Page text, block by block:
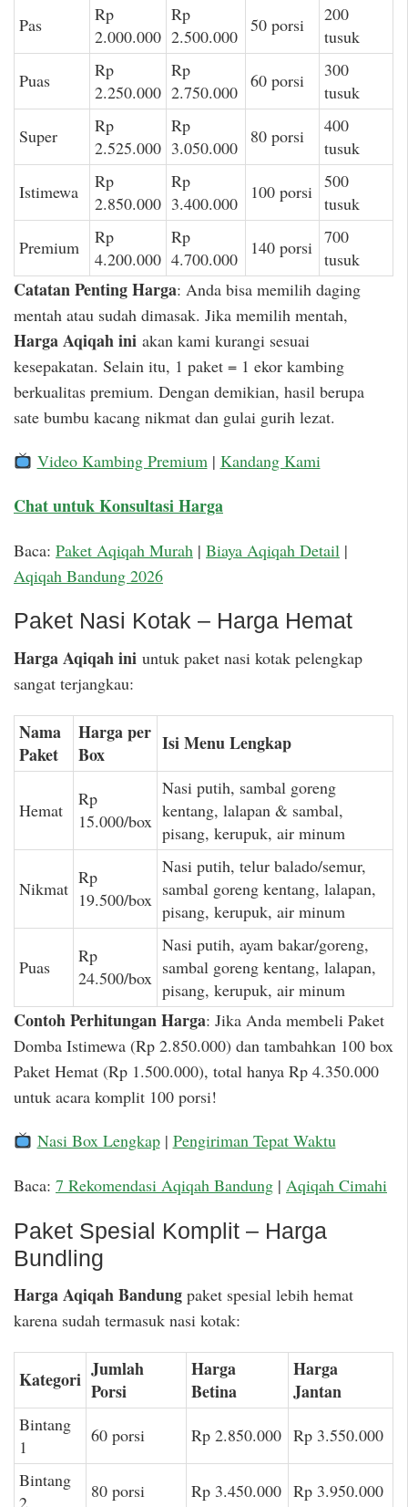
Pas
Rp
2.000.000
Rp
2.500.000
50 porsi
200
tusuk
Puas
Rp
2.250.000
Rp
2.750.000
60 porsi
300
tusuk
Super
Rp
2.525.000
Rp
3.050.000
80 porsi
400
tusuk
Istimewa
Rp
2.850.000
Rp
3.400.000
100 porsi 500
tusuk
Premium
Rp
4.200.000
Rp
4.700.000
140 porsi 700
tusuk
Catatan Penting Harga: Anda bisa memilih daging
mentah atau sudah dimasak. Jika memilih mentah,
Harga Aqiqah ini akan kami kurangi sesuai
kesepakatan. Selain itu, 1 paket = 1 ekor kambing
berkualitas premium. Dengan demikian, hasil berupa
sate bumbu kacang nikmat dan gulai gurih lezat.
Video Kambing Premium| Kandang Kami
Chat untuk Konsultasi Harga
Baca: Paket Aqiqah Murah | Biaya Aqiqah Detail |
Aqiqah Bandung 2026
Paket Nasi Kotak – Harga Hemat
Harga Aqiqah ini untuk paket nasi kotak pelengkap
sangat terjangkau:
Nama
Paket
Harga per
Box
Isi Menu Lengkap
Hemat
Rp
15.000/box
Nasi putih, sambal goreng
kentang, lalapan & sambal,
pisang, kerupuk, air minum
Nikmat
Rp
19.500/box
Nasi putih, telur balado/semur,
sambal goreng kentang, lalapan,
pisang, kerupuk, air minum
Puas
Rp
24.500/box
Nasi putih, ayam bakar/goreng,
sambal goreng kentang, lalapan,
pisang, kerupuk, air minum
Contoh Perhitungan Harga: Jika Anda membeli Paket
Domba Istimewa (Rp 2.850.000) dan tambahkan 100 box
Paket Hemat (Rp 1.500.000), total hanya Rp 4.350.000
untuk acara komplit 100 porsi!
Nasi Box Lengkap| Pengiriman Tepat Waktu
Baca: 7 Rekomendasi Aqiqah Bandung | Aqiqah Cimahi
Paket Spesial Komplit – Harga
Bundling
Harga Aqiqah Bandung paket spesial lebih hemat
karena sudah termasuk nasi kotak:
Kategori Jumlah
Porsi
Harga
Betina
Harga
Jantan
Bintang
1
60 porsi Rp 2.850.000 Rp 3.550.000
Bintang
2
80 porsi Rp 3.450.000 Rp 3.950.000